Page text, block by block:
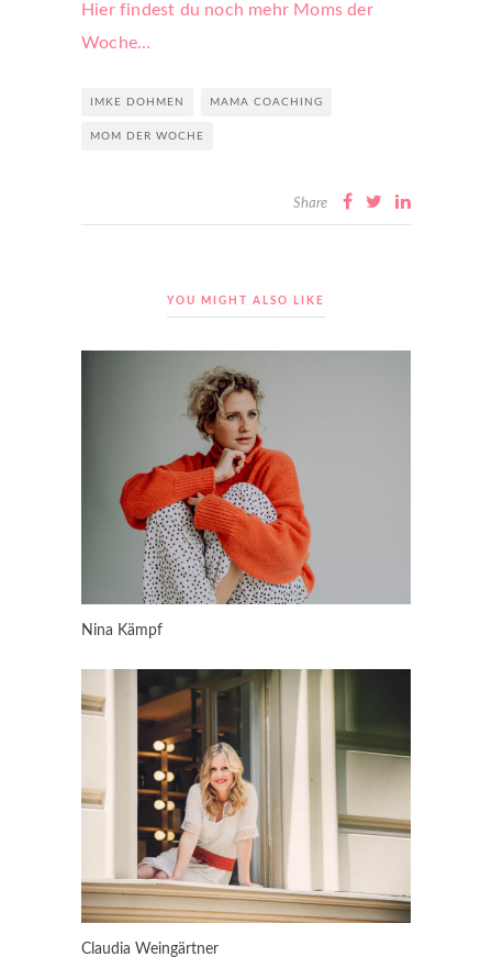
Hier findest du noch mehr Moms der
Woche…
IMKE DOHMEN MAMA COACHING
MOM DER WOCHE
Share
YOU MIGHT ALSO LIKE
Nina Kämpf
Claudia Weingärtner